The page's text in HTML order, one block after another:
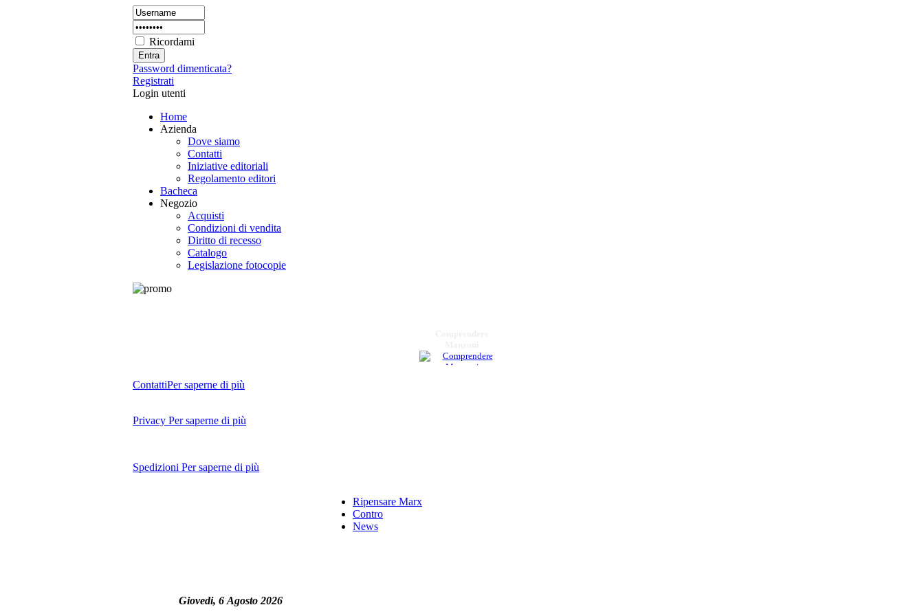
Ricordami
Password dimenticata?
Registrati
Login utenti
Home
Azienda
Dove siamo
Contatti
Iniziative editoriali
Regolamento editori
Bacheca
Negozio
Acquisti
Condizioni di vendita
Diritto di recesso
Catalogo
Legislazione fotocopie
ContattiPer saperne di più
Privacy Per saperne di più
Spedizioni Per saperne di più
Giovedi, 6 Agosto 2026
Ripensare Marx
Contro
News